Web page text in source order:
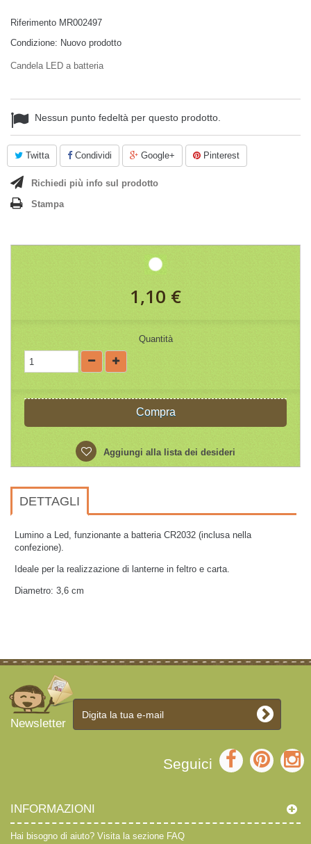
Riferimento MR002497
Condizione: Nuovo prodotto
Candela LED a batteria
Nessun punto fedeltà per questo prodotto.
Twitta Condividi Google+ Pinterest
Richiedi più info sul prodotto
Stampa
1,10 €
Quantità
Compra
Aggiungi alla lista dei desideri
DETTAGLI
Lumino a Led, funzionante a batteria CR2032 (inclusa nella
confezione).
Ideale per la realizzazione di lanterne in feltro e carta.
Diametro: 3,6 cm
Newsletter
Seguici
INFORMAZIONI
Hai bisogno di aiuto? Visita la sezione FAQ